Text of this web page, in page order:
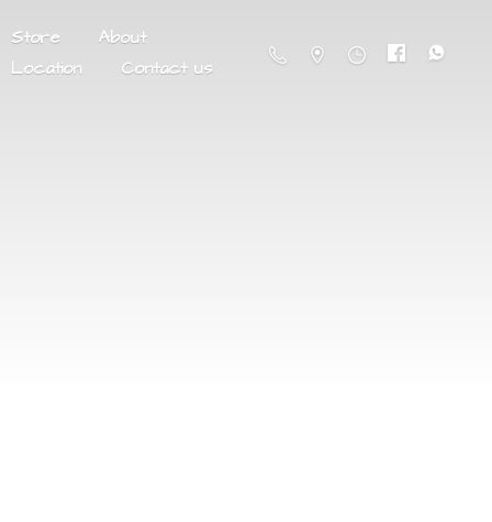
Store
About
Location
Contact us